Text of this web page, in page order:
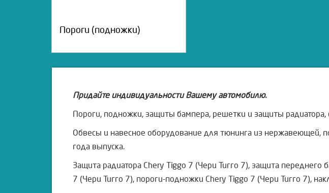
Пороги (подножки)
Придайте индивидуальности Вашему автомобилю.
Пороги, подножки, защиты бампера, решетки и защиты радиатора,
Обвесы и навесное оборудование для тюнинга из нержавеющей,
года выпуска.
Защита радиатора Chery Tiggo 7 (Чери Тигго 7), защита
7 (Чери Тигго 7), пороги-подножки Chery Tiggo 7 (Чери Тигго 7),